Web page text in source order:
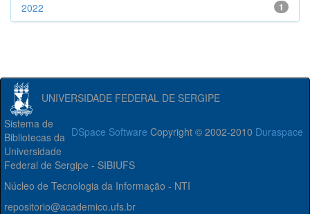
1
2022
UNIVERSIDADE FEDERAL DE SERGIPE
DSpace Software Copyright © 2002-2010 Duraspace
Sistema de
Bibliotecas da
Universidade
Federal de Sergipe - SIBIUFS
Núcleo de Tecnologia da Informação - NTI
repositorio@academico.ufs.br